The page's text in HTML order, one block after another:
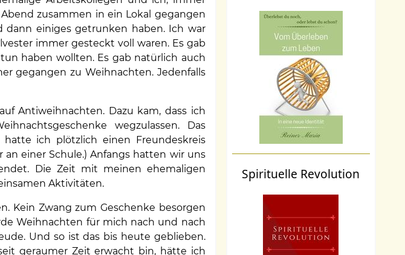
zusammen in ein Lokal gegangen
einiges getrunken haben. Ich war
immer gesteckt voll waren. Es gab
haben wollten. Es gab natürlich auch
gegangen zu Weihnachten. Jedenfalls
Antiweihnachten. Dazu kam, dass ich
wegzulassen. Das
ich plötzlich einen Freundeskreis
einer Schule.) Anfangs hatten wir uns
Die Zeit mit meinen ehemaligen
Aktivitäten.
Kein Zwang zum Geschenke besorgen
Weihnachten für mich nach und nach
Und so ist das bis heute geblieben.
geraumer Zeit erwacht bin, hätte ich
Spirituelle Revolution